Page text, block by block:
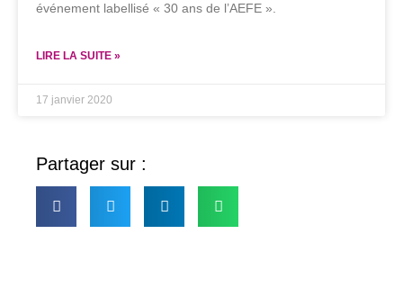
événement labellisé « 30 ans de l’AEFE ».
LIRE LA SUITE »
17 janvier 2020
Partager sur :